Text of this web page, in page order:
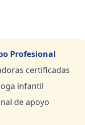
Profesional
certificadas
infantil
de apoyo